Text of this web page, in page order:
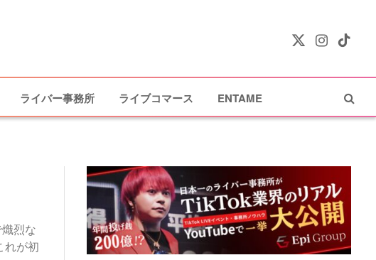
X
Instagram
TikTok
ライバー事務所 ライブコマース ENTAME
烈な
れが初